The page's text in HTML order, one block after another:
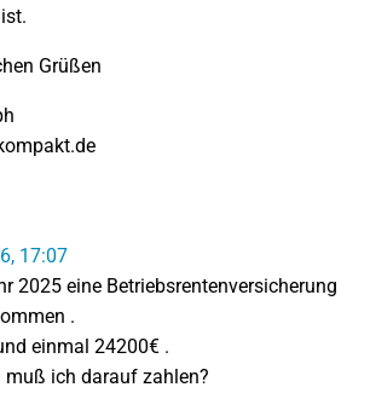
Grüßen
17:07
2025 eine Betriebsrentenversicherung
.
einmal 24200€ .
muß ich darauf zahlen?